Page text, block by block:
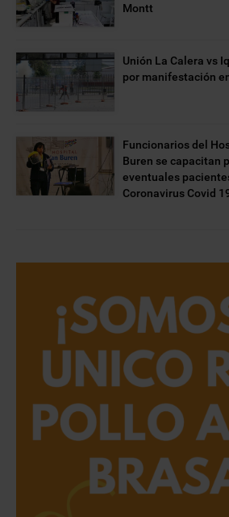
Montt
Unión La Calera vs
por manifestación
Funcionarios del
Buren se capacitan
eventuales
Coronavirus Covid